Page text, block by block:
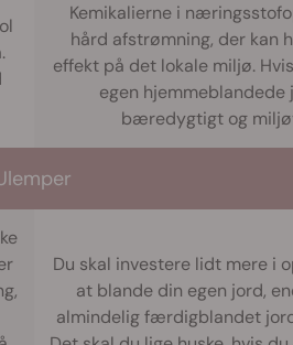
Kemikalierne i
hård afstrømning, der kan
effekt på det lokale miljø.
egen
bæredygtigt og
Du skal investere lidt mere i
at blande din egen jord,
almindelig færdigblandet